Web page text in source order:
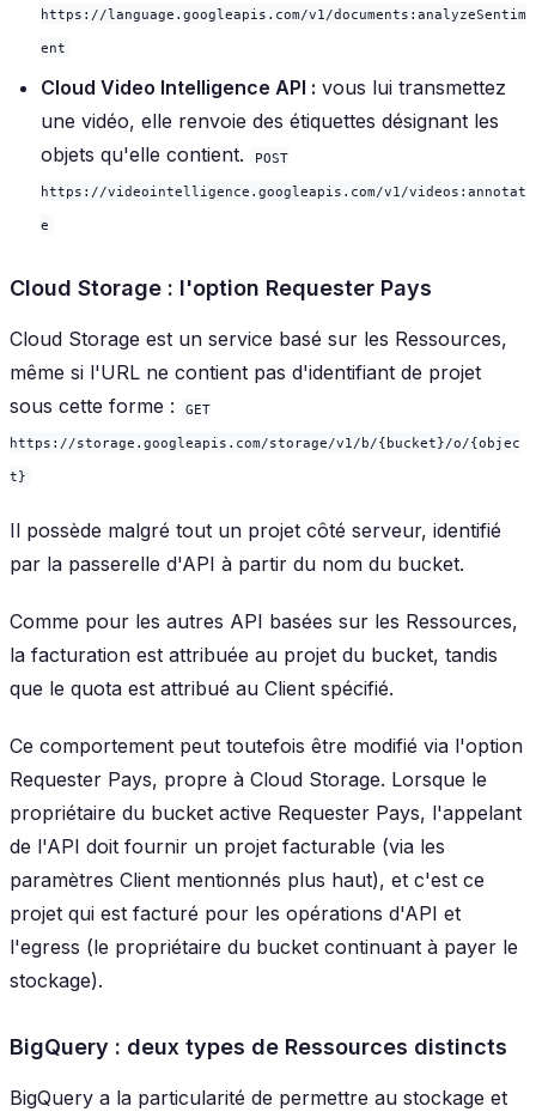
https://language.googleapis.com/v1/documents:analyzeSentim
ent
Cloud Video Intelligence API : vous lui transmettez
une vidéo, elle renvoie des étiquettes désignant les
objets qu'elle contient.
POST
https://videointelligence.googleapis.com/v1/videos:annotat
e
Cloud Storage : l'option Requester Pays
Cloud Storage est un service basé sur les Ressources,
même si l'URL ne contient pas d'identifiant de projet
sous cette forme :
GET
https://storage.googleapis.com/storage/v1/b/{bucket}/o/{objec
t}
Il possède malgré tout un projet côté serveur, identifié
par la passerelle d'API à partir du nom du bucket.
Comme pour les autres API basées sur les Ressources,
la facturation est attribuée au projet du bucket, tandis
que le quota est attribué au Client spécifié.
Ce comportement peut toutefois être modifié via l'option
Requester Pays, propre à Cloud Storage. Lorsque le
propriétaire du bucket active Requester Pays, l'appelant
de l'API doit fournir un projet facturable (via les
paramètres Client mentionnés plus haut), et c'est ce
projet qui est facturé pour les opérations d'API et
l'egress (le propriétaire du bucket continuant à payer le
stockage).
BigQuery : deux types de Ressources distincts
BigQuery a la particularité de permettre au stockage et